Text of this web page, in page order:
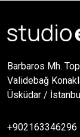
Barbaros Mh.
Validebağ
Üsküdar /
+902163346296